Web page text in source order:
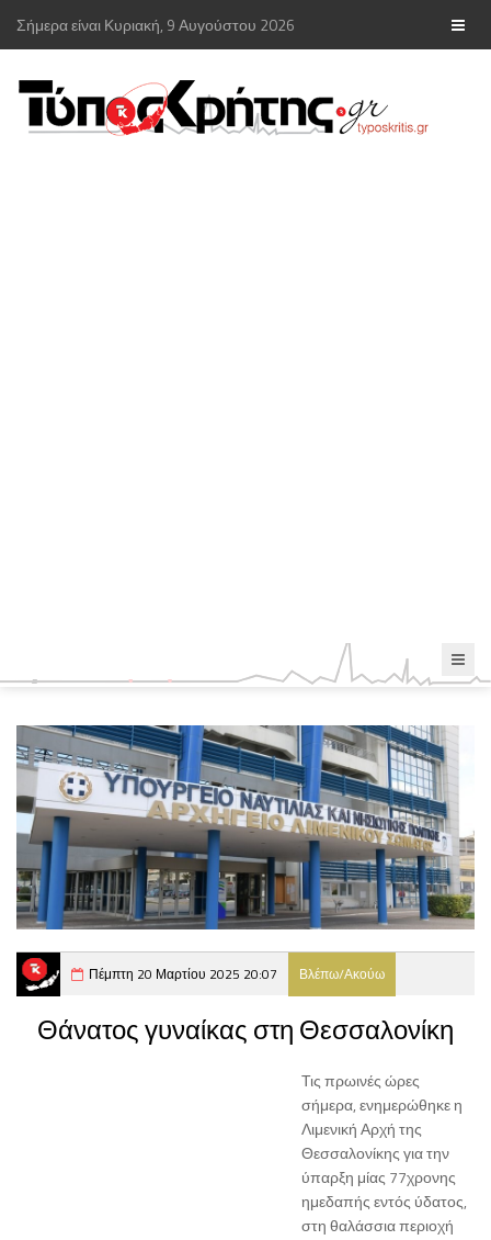
Σήμερα είναι Κυριακή, 9 Αυγούστου 2026
Πέμπτη 20 Μαρτίου 2025 20:07 Βλέπω/Ακούω
Θάνατος γυναίκας στη Θεσσαλονίκη
Τις πρωινές ώρες
σήμερα, ενημερώθηκε η
Λιμενική Αρχή της
Θεσσαλονίκης για την
ύπαρξη μίας 77χρονης
ημεδαπής εντός ύδατος,
στη θαλάσσια περιοχή